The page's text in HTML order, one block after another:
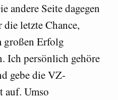
andere Seite dagegen
letzte Chance,
großen Erfolg
Ich persönlich gehöre
gebe die VZ-
auf. Umso